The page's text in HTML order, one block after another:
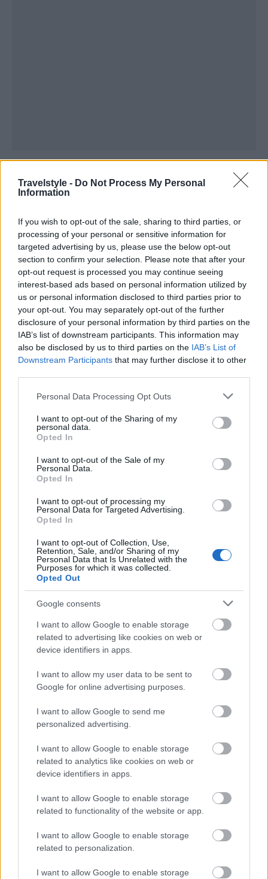
Travelstyle - Do Not Process My Personal
Information
If you wish to opt-out of the sale, sharing to third parties, or
processing of your personal or sensitive information for
targeted advertising by us, please use the below opt-out
section to confirm your selection. Please note that after your
opt-out request is processed you may continue seeing
interest-based ads based on personal information utilized by
us or personal information disclosed to third parties prior to
your opt-out. You may separately opt-out of the further
disclosure of your personal information by third parties on the
IAB’s list of downstream participants. This information may
also be disclosed by us to third parties on the IAB’s List of
Downstream Participants that may further disclose it to other
Please note that this website/app uses one or more Google
not limited to your visit or usage behaviour. You may click to
grant or deny consent to Google and its third-party tags to
use your data for below specified purposes in below Google
consent section.
Personal Data Processing Opt Outs
I want to opt-out of the Sharing of my
personal data.
Opted In
I want to opt-out of the Sale of my
Personal Data.
Opted In
I want to opt-out of processing my
Personal Data for Targeted Advertising.
Opted In
I want to opt-out of Collection, Use,
Retention, Sale, and/or Sharing of my
Personal Data that Is Unrelated with the
Purposes for which it was collected.
Opted Out
Google consents
I want to allow Google to enable storage
related to advertising like cookies on web or
device identifiers in apps.
I want to allow my user data to be sent to
Google for online advertising purposes.
I want to allow Google to send me
personalized advertising.
I want to allow Google to enable storage
related to analytics like cookies on web or
device identifiers in apps.
I want to allow Google to enable storage
related to functionality of the website or app.
I want to allow Google to enable storage
related to personalization.
I want to allow Google to enable storage
Πιο αναλυτικά η μέγιστη τιμή της θερμοκρασίας
προβλέπεται να φθάσει:
Α. ΣΤΟ ΕΣΩΤΕΡΙΚΟ ΤΗΣ ΗΠΕΙΡΩΤΙΚΗΣ ΧΩΡΑΣ
Την Τετάρτη (22-06-2022) τους 35 με 37 και κατά
τόπους στα ανατολικά ηπειρωτικά τους 38 με 39
βαθμούς Κελσίου.
Την Πέμπτη (23-06-2022) τους 36 με 39
βαθμούς και τοπικά στη Θεσσαλία, την
ανατολική Στερεά και την κεντρική Μακεδονία
41 βαθμούς Κελσίου.
(25-06-2022) η θερμοκρασία θα πέσει κατά 2 με
φθάσει στα κεντρικά και τα νότια τους 37 με 38
34 με 35 βαθμούς Κελσίου.
Την Κυριακή (26-06-2022) προβλέπεται από τα
δυτικά νέα άνοδος της θερμοκρασίας.
Β. ΣΤΙΣ ΝΗΣΙΩΤΙΚΕΣ ΚΑΙ ΤΙΣ ΠΑΡΑΘΑΛΑΣΣΙΕΣ
ΠΕΡΙΟΧΕΣ